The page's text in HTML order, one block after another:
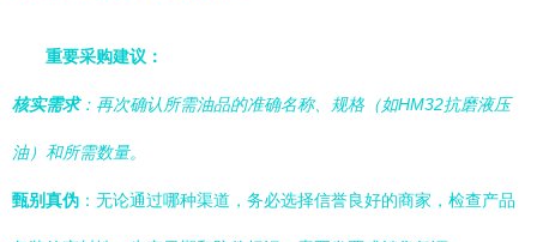
重要采购建议：
核实需求：再次确认所需油品的准确名称、规格（如HM32抗磨液压
油）和所需数量。
甄别真伪 ：无论通过哪种渠道，务必选择信誉良好的商家，检查产品